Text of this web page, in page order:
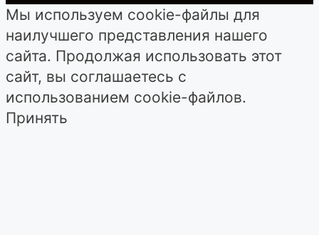
Мы используем cookie-файлы для
наилучшего представления нашего
сайта. Продолжая использовать этот
сайт, вы соглашаетесь с
использованием cookie-файлов.
Принять